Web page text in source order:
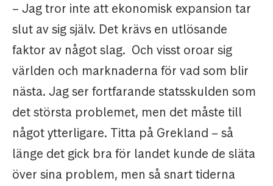
– Jag tror inte att ekonomisk expansion tar
slut av sig själv. Det krävs en utlösande
faktor av något slag. Och visst oroar sig
världen och marknaderna för vad som blir
nästa. Jag ser fortfarande statsskulden som
det största problemet, men det måste till
något ytterligare. Titta på Grekland – så
länge det gick bra för landet kunde de släta
över sina problem, men så snart tiderna